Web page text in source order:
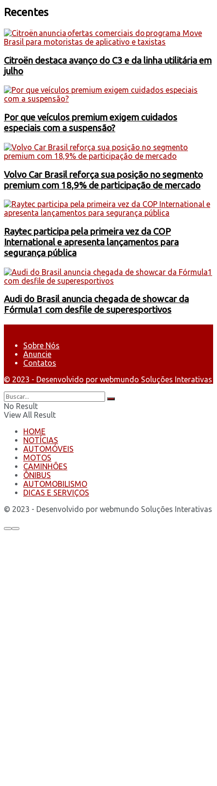
Recentes
Citroën destaca avanço do C3 e da linha utilitária em
julho
Por que veículos premium exigem cuidados
especiais com a suspensão?
Volvo Car Brasil reforça sua posição no segmento
premium com 18,9% de participação de mercado
Raytec participa pela primeira vez da COP
International e apresenta lançamentos para
segurança pública
Audi do Brasil anuncia chegada de showcar da
Fórmula1 com desfile de superesportivos
Sobre Nós
Anuncie
Contatos
© 2023 - Desenvolvido por webmundo Soluções Interativas
No Result
View All Result
HOME
NOTÍCIAS
AUTOMÓVEIS
MOTOS
CAMINHÕES
ÔNIBUS
AUTOMOBILISMO
DICAS E SERVIÇOS
© 2023 - Desenvolvido por webmundo Soluções Interativas